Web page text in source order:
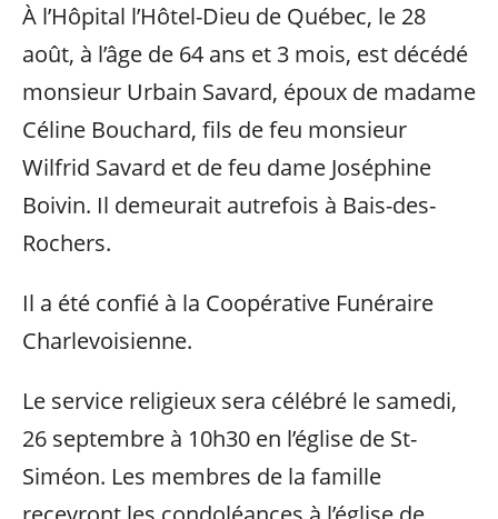
À l’Hôpital l’Hôtel-Dieu de Québec, le 28
août, à l’âge de 64 ans et 3 mois, est décédé
monsieur Urbain Savard, époux de madame
Céline Bouchard, fils de feu monsieur
Wilfrid Savard et de feu dame Joséphine
Boivin. Il demeurait autrefois à Bais-des-
Rochers.
Il a été confié à la Coopérative Funéraire
Charlevoisienne.
Le service religieux sera célébré le samedi,
26 septembre à 10h30 en l’église de St-
Siméon. Les membres de la famille